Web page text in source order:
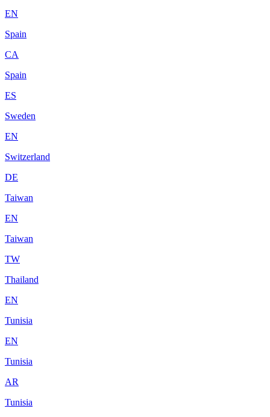
EN
Spain
CA
Spain
ES
Sweden
EN
Switzerland
DE
Taiwan
EN
Taiwan
TW
Thailand
EN
Tunisia
EN
Tunisia
AR
Tunisia